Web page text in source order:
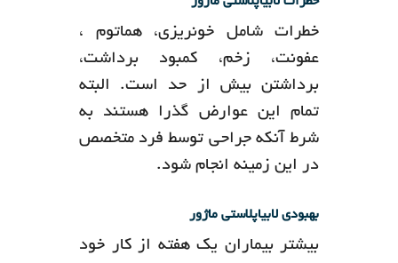
خطرات شامل خونریزی، هماتوم ،
عفونت، زخم، کمبود برداشت،
برداشتن بیش از حد است. البته
تمام این عوارض گذرا هستند به
شرط آنکه جراحی توسط فرد متخصص
در این زمینه انجام شود.
بهبودی لابیاپلاستی ماژور
بیشتر بیماران یک هفته از کار خود